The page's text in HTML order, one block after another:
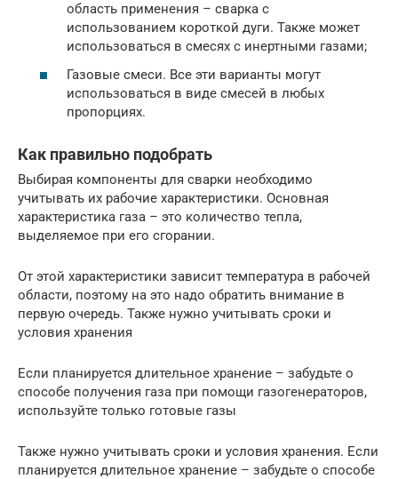
область применения – сварка с
использованием короткой дуги. Также может
использоваться в смесях с инертными газами;
Газовые смеси. Все эти варианты могут
использоваться в виде смесей в любых
пропорциях.
Как правильно подобрать
Выбирая компоненты для сварки необходимо
учитывать их рабочие характеристики. Основная
характеристика газа – это количество тепла,
выделяемое при его сгорании.
От этой характеристики зависит температура в рабочей
области, поэтому на это надо обратить внимание в
первую очередь. Также нужно учитывать сроки и
условия хранения
Если планируется длительное хранение – забудьте о
способе получения газа при помощи газогенераторов,
используйте только готовые газы
Также нужно учитывать сроки и условия хранения. Если
планируется длительное хранение – забудьте о способе